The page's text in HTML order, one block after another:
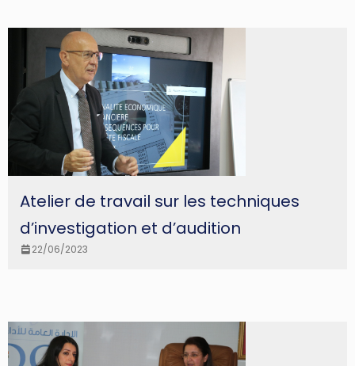
Atelier de travail sur les techniques
d’investigation et d’audition
22/06/2023